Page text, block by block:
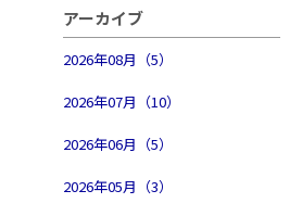
アーカイブ
2026年08月（5）
2026年07月（10）
2026年06月（5）
2026年05月（3）